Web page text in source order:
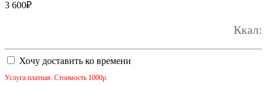
3 600₽
Ккал:
Хочу доставить ко времени
Услуга платная. Стоимость 1000р.